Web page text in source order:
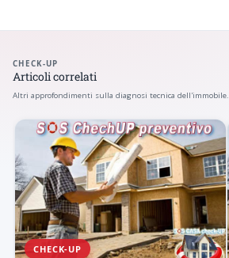
CHECK-UP
Articoli correlati
Altri approfondimenti sulla diagnosi tecnica dell'immobile.
CHECK-UP